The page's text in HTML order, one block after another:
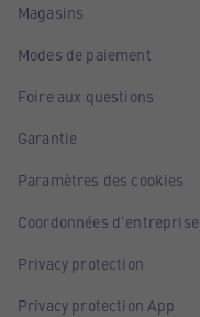
Magasins
Modes de paiement
Foire aux questions
Garantie
Paramètres des cookies
Coordonnées d'entreprise
Privacy protection
Privacy protection App